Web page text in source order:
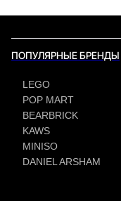
ПОПУЛЯРНЫЕ БРЕНДЫ
LEGO
POP MART
BEARBRICK
KAWS
MINISO
DANIEL ARSHAM